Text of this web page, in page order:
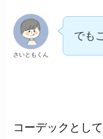
さいともくん
でも
コーデックとし